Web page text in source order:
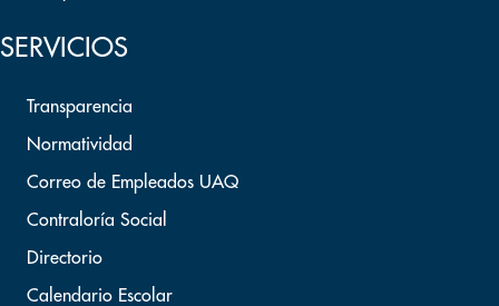
SERVICIOS
Transparencia
Normatividad
Correo de Empleados UAQ
Contraloría Social
Directorio
Calendario Escolar